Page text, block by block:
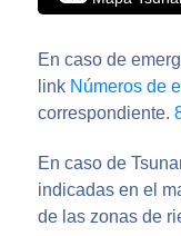
En caso de
link Números de
correspondiente.
En caso de
indicadas en el
de las zonas de